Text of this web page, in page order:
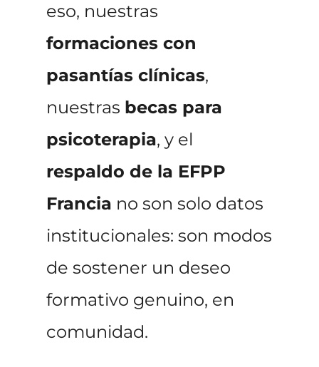
eso, nuestras
formaciones con
pasantías clínicas,
nuestras becas para
psicoterapia, y el
respaldo de la EFPP
Francia no son solo datos
institucionales: son modos
de sostener un deseo
formativo genuino, en
comunidad.